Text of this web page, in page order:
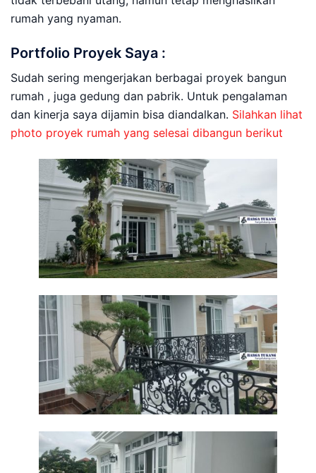
rumah yang nyaman.
Portfolio Proyek Saya :
Sudah sering mengerjakan berbagai proyek bangun
rumah , juga gedung dan pabrik. Untuk pengalaman
dan kinerja saya dijamin bisa diandalkan. Silahkan lihat
photo proyek rumah yang selesai dibangun berikut